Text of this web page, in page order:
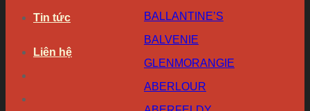
Tin tức
Liên hệ
BALLANTINE’S
BALVENIE
GLENMORANGIE
ABERLOUR